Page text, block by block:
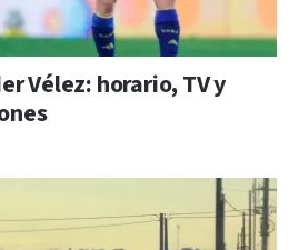
Vélez: horario, TV y